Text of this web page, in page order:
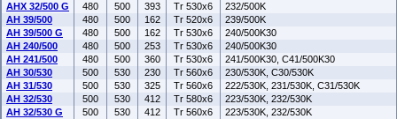
AHX 32/500 G
480 500 393 Tr 530x6
232/500K
AH 39/500
480 500 162 Tr 520x6
239/500K
AH 39/500 G
480 500 162 Tr 530x6
240/500K30
AH 240/500
480 500 253 Tr 530x6
240/500K30
AH 241/500
480 500 360 Tr 530x6
241/500K30, C41/500K30
AH 30/530
500 530 230 Tr 560x6
230/530K, C30/530K
AH 31/530
500 530 325 Tr 560x6
222/530K, 231/530K, C31/530K
AH 32/530
500 530 412 Tr 580x6
223/530K, 232/530K
AH 32/530 G
500 530 412 Tr 560x6
223/530K, 232/530K